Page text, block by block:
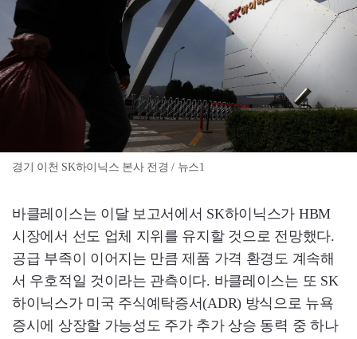
경기 이천 SK하이닉스 본사 전경 / 뉴스1
바클레이스는 이달 보고서에서 SK하이닉스가 HBM
시장에서 선도 업체 지위를 유지할 것으로 전망했다.
공급 부족이 이어지는 만큼 제품 가격 환경도 계속해
서 우호적일 것이라는 관측이다. 바클레이스는 또 SK
하이닉스가 미국 주식예탁증서(ADR) 방식으로 뉴욕
증시에 상장할 가능성도 주가 추가 상승 동력 중 하나